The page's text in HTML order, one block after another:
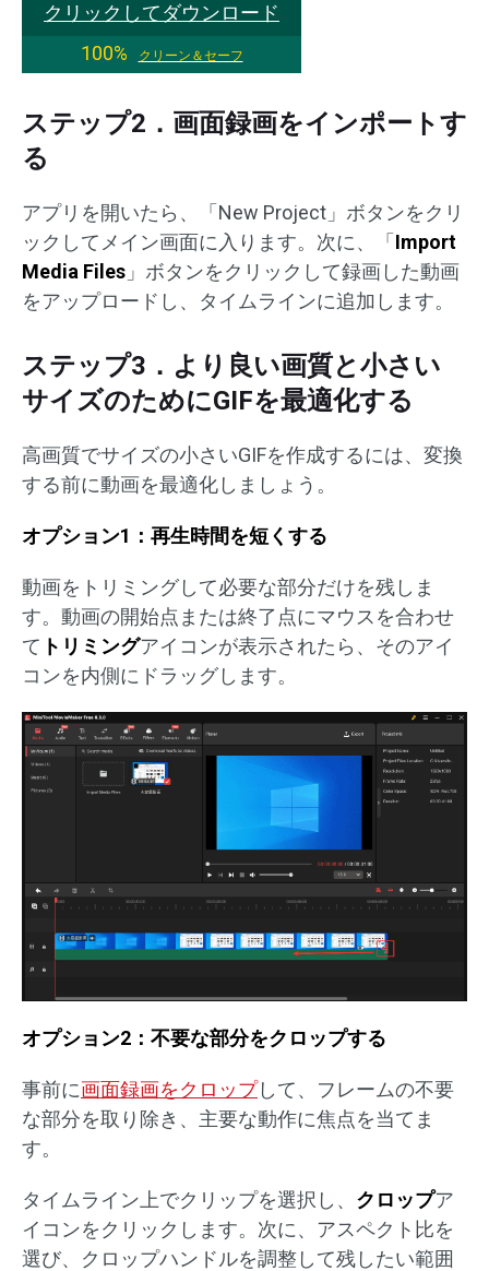
クリックしてダウンロード
100%
クリーン＆セーフ
ステップ2．画面録画をインポートす
る
アプリを開いたら、「New Project」ボタンをクリ
ックしてメイン画面に入ります。次に、「 Import
Media Files 」ボタンをクリックして録画した動画
をアップロードし、タイムラインに追加します。
ステップ3．より良い画質と小さい
サイズのためにGIFを最適化する
高画質でサイズの小さいGIFを作成するには、変換
する前に動画を最適化しましょう。
オプション1：再生時間を短くする
動画をトリミングして必要な部分だけを残しま
す。動画の開始点または終了点にマウスを合わせ
て トリミングアイコンが表示されたら、そのアイ
コンを内側にドラッグします。
オプション2：不要な部分をクロップする
事前に画面録画をクロップして、フレームの不要
な部分を取り除き、主要な動作に焦点を当てま
す。
タイムライン上でクリップを選択し、 クロップア
イコンをクリックします。次に、アスペクト比を
選び、クロップハンドルを調整して残したい範囲